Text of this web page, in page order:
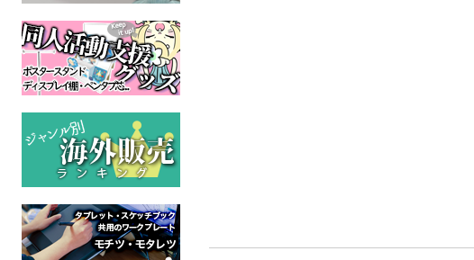
ューホーム改め、ドバ
たんぽぽ茶
UNDERTALE
Rubbing nose × Loving
heart